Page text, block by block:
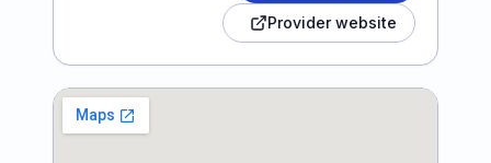
Provider website